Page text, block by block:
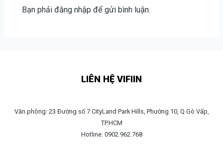
Bạn phải đăng nhậpđể gửi bình luận.
LIÊN HỆ VIFIIN
Văn phòng: 23 Đường số 7 CityLand Park Hills, Phường 10, Q.Gò Vấp,
TP.HCM
Hotline: 0902.962.768